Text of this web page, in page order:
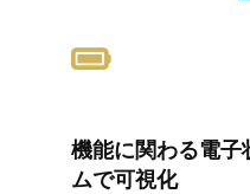
機能に関わる電子
ムで可視化